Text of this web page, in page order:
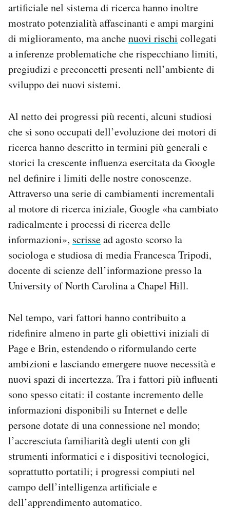
artificiale nel sistema di ricerca hanno inoltre
mostrato potenzialità affascinanti e ampi margini
di miglioramento, ma anchenuovi rischi collegati
a inferenze problematiche che rispecchiano limiti,
pregiudizi e preconcetti presenti nell’ambiente di
sviluppo dei nuovi sistemi.
Al netto dei progressi più recenti, alcuni studiosi
che si sono occupati dell’evoluzione dei motori di
ricerca hanno descritto in termini più generali e
storici la crescente influenza esercitata da Google
nel definire i limiti delle nostre conoscenze.
Attraverso una serie di cambiamenti incrementali
al motore di ricerca iniziale, Google «ha cambiato
radicalmente i processi di ricerca delle
informazioni», scrissead agosto scorso la
sociologa e studiosa di media Francesca Tripodi,
docente di scienze dell’informazione presso la
University of North Carolina a Chapel Hill.
Nel tempo, vari fattori hanno contribuito a
ridefinire almeno in parte gli obiettivi iniziali di
Page e Brin, estendendo o riformulando certe
ambizioni e lasciando emergere nuove necessità e
nuovi spazi di incertezza. Tra i fattori più influenti
sono spesso citati: il costante incremento delle
informazioni disponibili su Internet e delle
persone dotate di una connessione nel mondo;
l’accresciuta familiarità degli utenti con gli
strumenti informatici e i dispositivi tecnologici,
soprattutto portatili; i progressi compiuti nel
campo dell’intelligenza artificiale e
dell’apprendimento automatico.